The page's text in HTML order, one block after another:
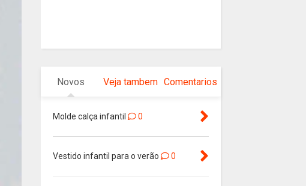
Novos Veja tambem Comentarios
Molde calça infantil 0
Vestido infantil para o verão 0